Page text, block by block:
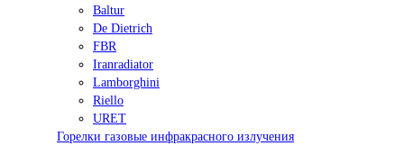
Baltur
De Dietrich
FBR
Iranradiator
Lamborghini
Riello
URET
Горелки газовые инфракрасного излучения